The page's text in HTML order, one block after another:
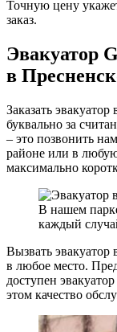
Точную цену
заказ.
Эвакуатор
в
Заказать
буквально за
– это позвонить
районе или в
максимально
В нашем
каждый
Вызвать
в любое место.
доступен
этом качество